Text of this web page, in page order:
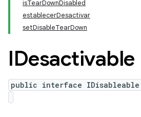
isTearDownDisabled
establecerDesactivar
setDisableTearDown
IDesactivable
public interface IDisableable